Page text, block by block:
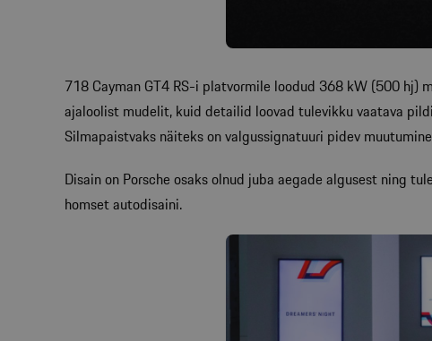
718 Cayman GT4 RS-i platvormile loodud 368 kW (500 hj)
ajaloolist mudelit, kuid detailid loovad tulevikku vaatava
Silmapaistvaks näiteks on valgussignatuuri pidev
Disain on Porsche osaks olnud juba aegade algusest ning
homset autodisaini.